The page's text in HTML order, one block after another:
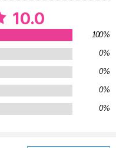
10.0
100%
0%
0%
0%
0%